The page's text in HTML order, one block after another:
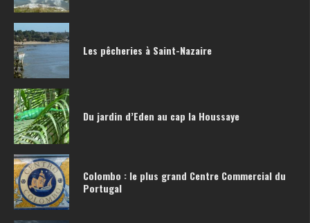
Les pêcheries à Saint-Nazaire
Du jardin d’Eden au cap la Houssaye
Colombo : le plus grand Centre Commercial du
Portugal